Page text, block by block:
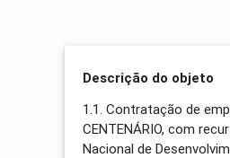
Descrição do objeto
1.1. Contratação de
CENTENÁRIO, com
Nacional de